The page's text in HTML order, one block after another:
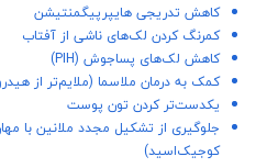
کاهش تدریجی هایپرپیگمنتیشن
کمرنگ کردن لک‌های ناشی از آفتاب
کاهش لک‌های پساجوش (PIH)
کمک به درمان ملاسما (ملایم‌تر از
یکدست‌تر کردن تون پوست
جلوگیری از تشکیل مجدد ملانین با
کوجیک‌اسید)